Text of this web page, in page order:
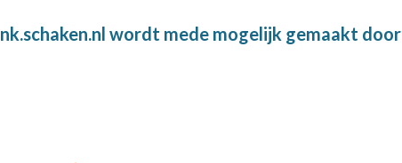
nk.schaken.nl wordt mede mogelijk gemaakt